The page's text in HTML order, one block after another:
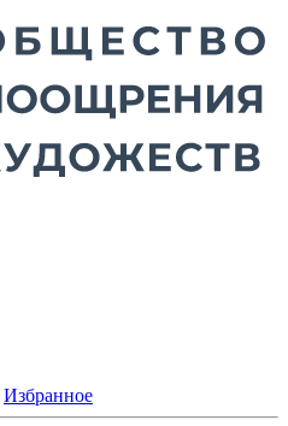
Избранное